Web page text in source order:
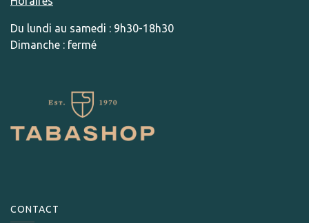
Du lundi au samedi : 9h30-18h30
Dimanche : fermé
CONTACT